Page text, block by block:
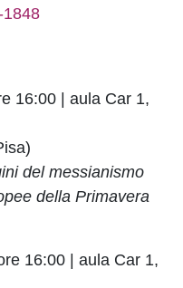
1848
16:00 | aula Car 1,
del messianismo
della Primavera
16:00 | aula Car 1,